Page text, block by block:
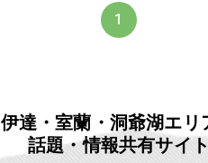
1
伊達・室蘭・洞爺湖エリ
話題・情報共有サイ